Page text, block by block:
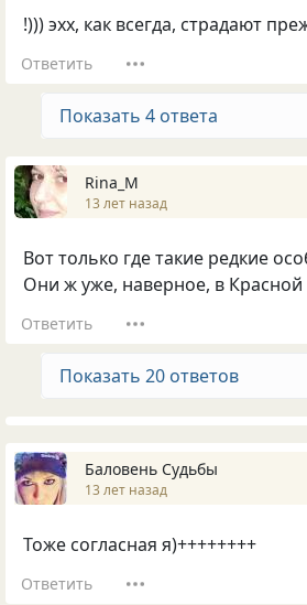
!))) эхх, как всегда, страдают
Ответить
Показать 4 ответа
Rina_M
13 лет назад
Вот только где такие редкие
Они ж уже, наверное, в Красной
Ответить
Показать 20 ответов
Баловень Судьбы
13 лет назад
Тоже согласная я)++++++++
Ответить